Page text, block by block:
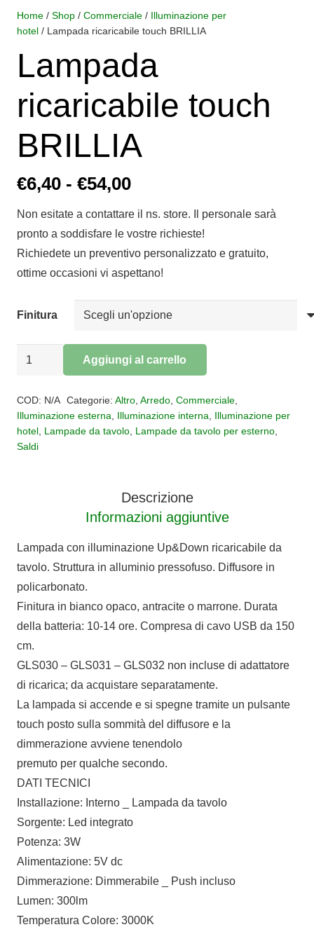
Home / Shop / Commerciale / Illuminazione per
hotel / Lampada ricaricabile touch BRILLIA
Lampada
ricaricabile touch
BRILLIA
€6,40 - €54,00Fascia
prezzo:
da
€6,40
a
€54,00
Non esitate a contattare il ns. store. Il personale sarà
pronto a soddisfare le vostre richieste!
Richiedete un preventivo personalizzato e gratuito,
ottime occasioni vi aspettano!
Finitura
Lampada
ricaricabile
BRILLIA
quantità
Aggiungi al carrello
COD: N/A Categorie: Altro, Arredo, Commerciale,
Illuminazione esterna
Illuminazione interna
Illuminazione per
hotel Lampade da tavolo Lampade da tavolo per esterno
Saldi
Descrizione
Informazioni aggiuntive
Lampada con illuminazione Up&Down ricaricabile da
tavolo. Struttura in alluminio pressofuso. Diffusore in
policarbonato.
Finitura in bianco opaco, antracite o marrone. Durata
della batteria: 10-14 ore. Compresa di cavo USB da 150
cm.
GLS030 – GLS031 – GLS032 non incluse di adattatore
di ricarica; da acquistare separatamente.
La lampada si accende e si spegne tramite un pulsante
touch posto sulla sommità del diffusore e la
dimmerazione avviene tenendolo
premuto per qualche secondo.
DATI TECNICI
Installazione: Interno _ Lampada da tavolo
Sorgente: Led integrato
Potenza: 3W
Alimentazione: 5V dc
Dimmerazione: Dimmerabile _ Push incluso
Lumen: 300lm
Temperatura Colore: 3000K